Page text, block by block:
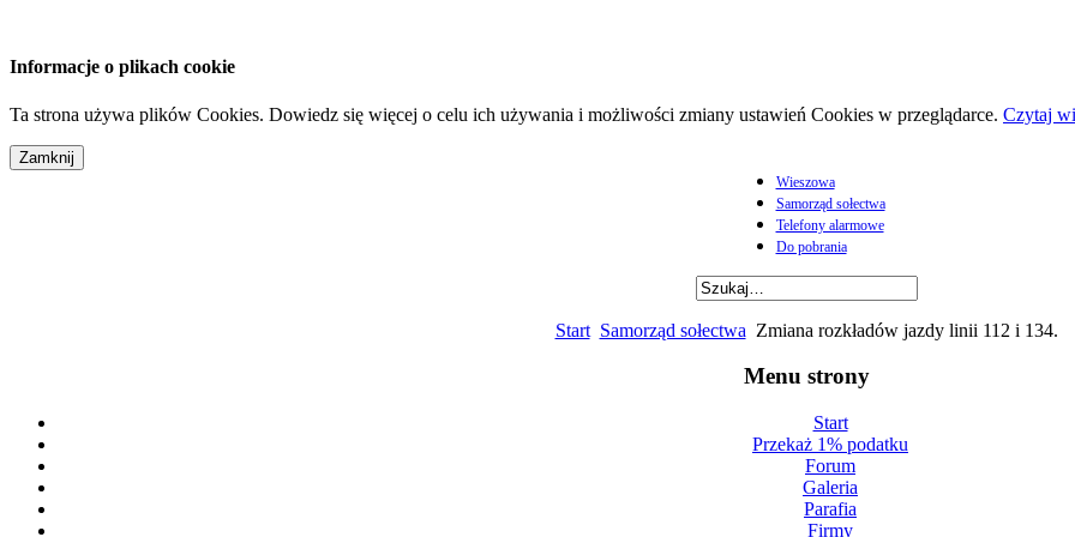
Informacje o plikach cookie
Ta strona używa plików Cookies. Dowiedz się więcej o celu ich używania i możliwości zmiany ustawień Cookies w przeglądarce. Czytaj
Wieszowa
Samorząd sołectwa
Telefony alarmowe
Do pobrania
Start Samorząd sołectwa Zmiana rozkładów jazdy linii 112 i 134.
Menu strony
Start
Przekaż 1% podatku
Forum
Galeria
Parafia
Firmy